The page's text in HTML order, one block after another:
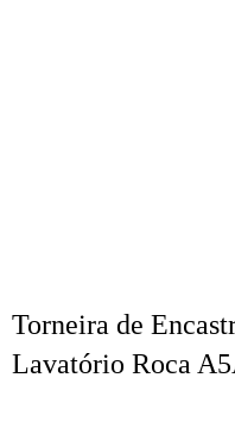
Torneira de
Lavatório Roca